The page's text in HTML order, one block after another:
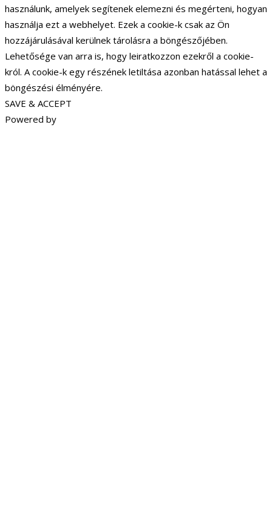
használunk, amelyek segítenek elemezni és megérteni, hogyan
használja ezt a webhelyet. Ezek a cookie-k csak az Ön
hozzájárulásával kerülnek tárolásra a böngészőjében.
Lehetősége van arra is, hogy leiratkozzon ezekről a cookie-
król. A cookie-k egy részének letiltása azonban hatással lehet a
böngészési élményére.
SAVE & ACCEPT
Powered by